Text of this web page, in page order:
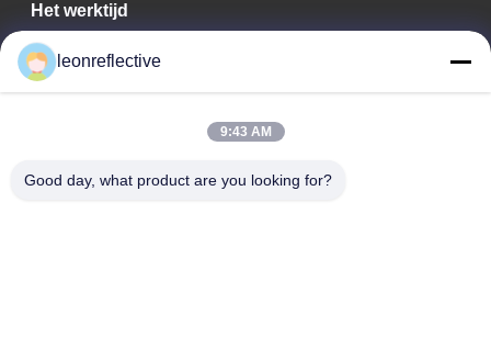
Het werktijd
9:00-18:00
Ons adres
Technology Park, High-tech Zone, Hefei, Anhui, China
leonreflective
9:43 AM
Good day, what product are you looking for?